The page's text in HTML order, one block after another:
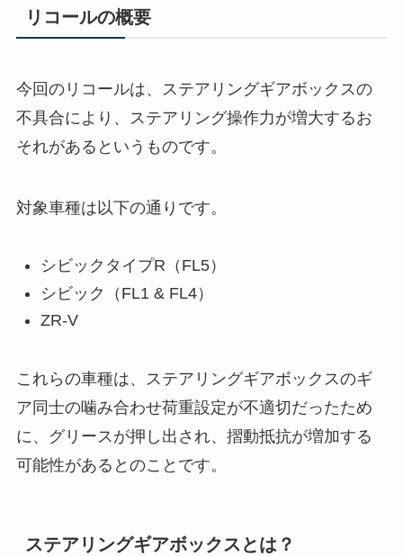
リコールの概要
今回のリコールは、ステアリングギアボックスの
不具合により、ステアリング操作力が増大するお
それがあるというものです。
対象車種は以下の通りです。
シビックタイプR（FL5）
シビック（FL1 & FL4）
ZR-V
これらの車種は、ステアリングギアボックスのギ
ア同士の噛み合わせ荷重設定が不適切だったため
に、グリースが押し出され、摺動抵抗が増加する
可能性があるとのことです。
ステアリングギアボックスとは？